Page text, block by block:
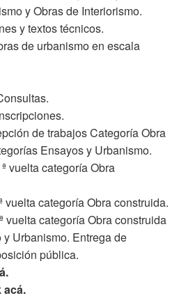
y Obras de Interiorismo.
y textos técnicos.
de urbanismo en escala
de trabajos Categoría Obra
Ensayos y Urbanismo.
vuelta categoría Obra
vuelta categoría Obra construida.
vuelta categoría Obra construida
Urbanismo. Entrega de
pública.
acá.